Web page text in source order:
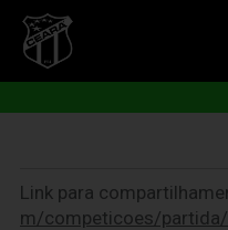
Link para
m/competicoes/